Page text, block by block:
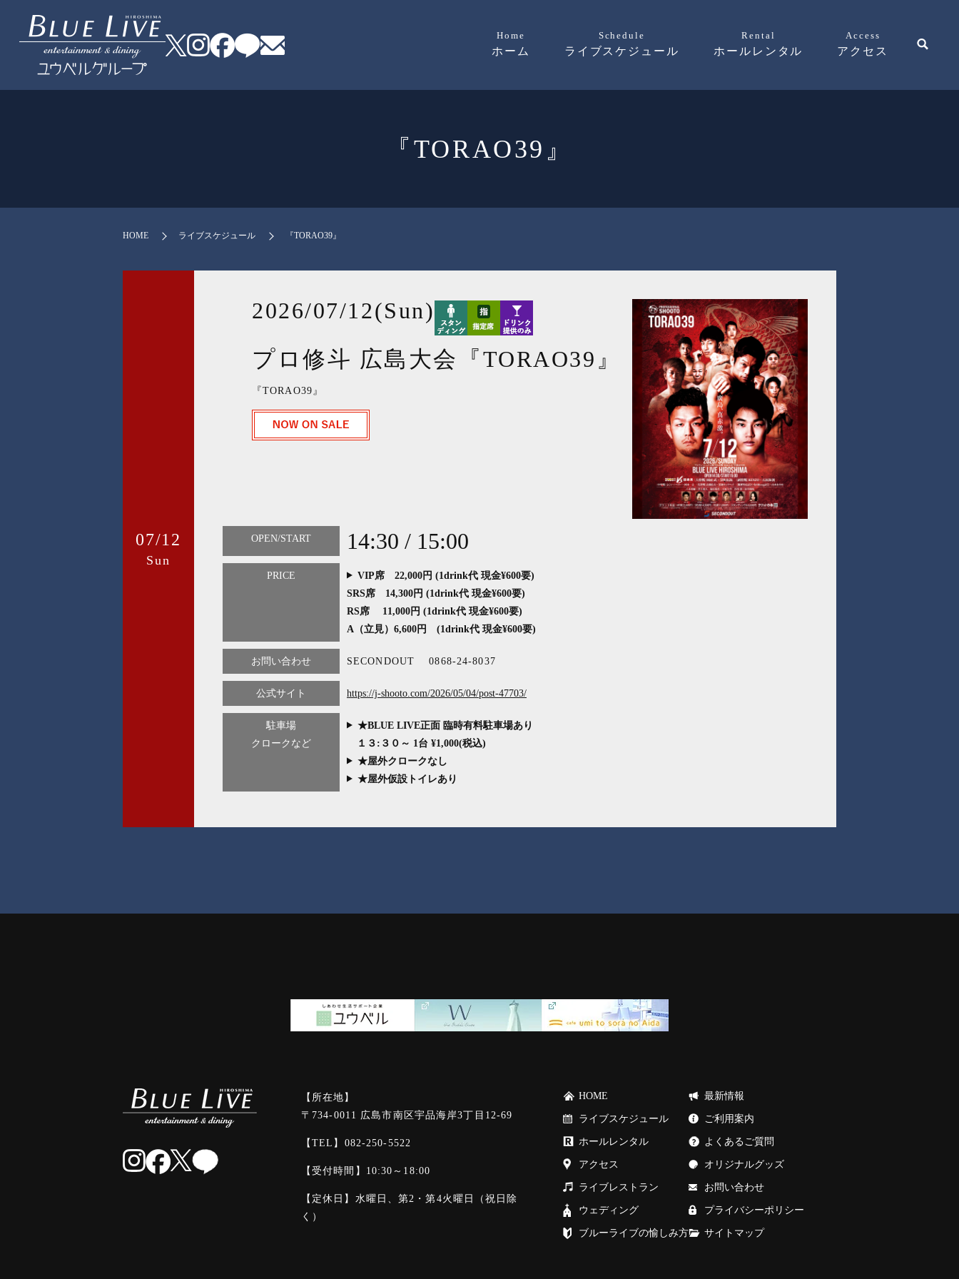
Home
ホーム
Schedule
ライブスケジュール
Rental
ホールレンタル
Access
アクセス
『TORAO39』
HOME ライブスケジュール 『TORAO39』
07/12
Sun
2026/07/12(Sun)
プロ修斗 広島大会『TORAO39』
『TORAO39』
OPEN/START 14:30 / 15:00
PRICE
VIP席 22,000円 (1drink代 現金¥600要)
SRS席 14,300円 (1drink代 現金¥600要)
RS席 11,000円 (1drink代 現金¥600要)
A（立見）6,600円 (1drink代 現金¥600要)
お問い合わせ SECONDOUT 0868-24-8037
公式サイト https://j-shooto.com/2026/05/04/post-47703/
駐車場
クロークなど
★BLUE LIVE正面 臨時有料駐車場あり
１３:３０～ 1台 ¥1,000(税込)
★屋外クロークなし
★屋外仮設トイレあり
【所在地】
〒734-0011 広島市南区宇品海岸3丁目12-69
【TEL】 082-250-5522
【受付時間】10:30～18:00
【定休日】水曜日、第2・第4火曜日（祝日除
く）
HOME
ライブスケジュール
ホールレンタル
アクセス
ライブレストラン
ウェディング
ブルーライブの愉しみ方
最新情報
ご利用案内
よくあるご質問
オリジナルグッズ
お問い合わせ
プライバシーポリシー
サイトマップ